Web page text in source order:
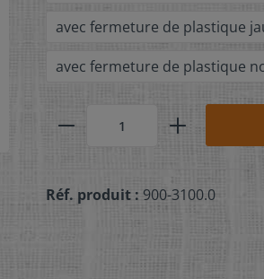
avec fermeture de plastique
avec fermeture de plastique
Réf. produit : 900-3100.0